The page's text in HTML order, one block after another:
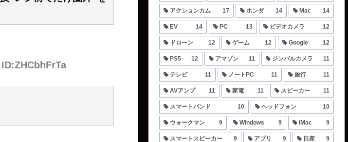
アクションカム 17 ホンダ 14 Mac 14
EV 14 PC 13 ビデオカメラ 12
ドローン 12 ゲーム 12 Google 12
PS5 12 アマゾン 11 ジンバルカメラ 11
テレビ 11 ノートPC 11 旅行 11
AVアンプ 11 家電 11 スピーカー 11
スマートバンド 10 ヘッドフォン 10
ウォークマン 9 Windows 9 iMac 9
スマートスピーカー 9 アプリ 9 日産 9